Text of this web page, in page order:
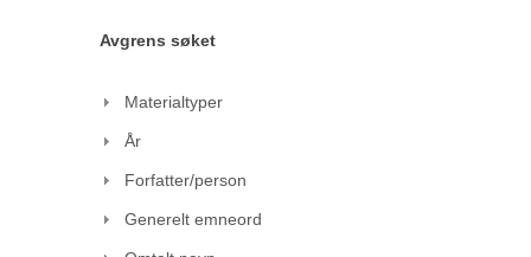
Avgrens søket
Materialtyper
År
Forfatter/person
Generelt emneord